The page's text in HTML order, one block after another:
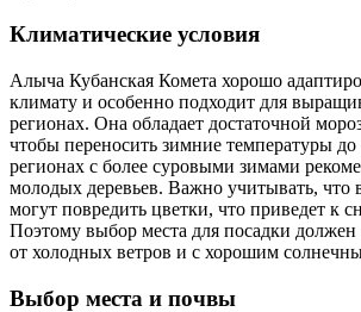
Климатические условия
Алыча Кубанская Комета хорошо
климату и особенно подходит для
регионах. Она обладает достаточной
чтобы переносить зимние температуры до
регионах с более суровыми зимами
молодых деревьев. Важно учитывать, что
могут повредить цветки, что приведет к
Поэтому выбор места для посадки
от холодных ветров и с хорошим
Выбор места и почвы